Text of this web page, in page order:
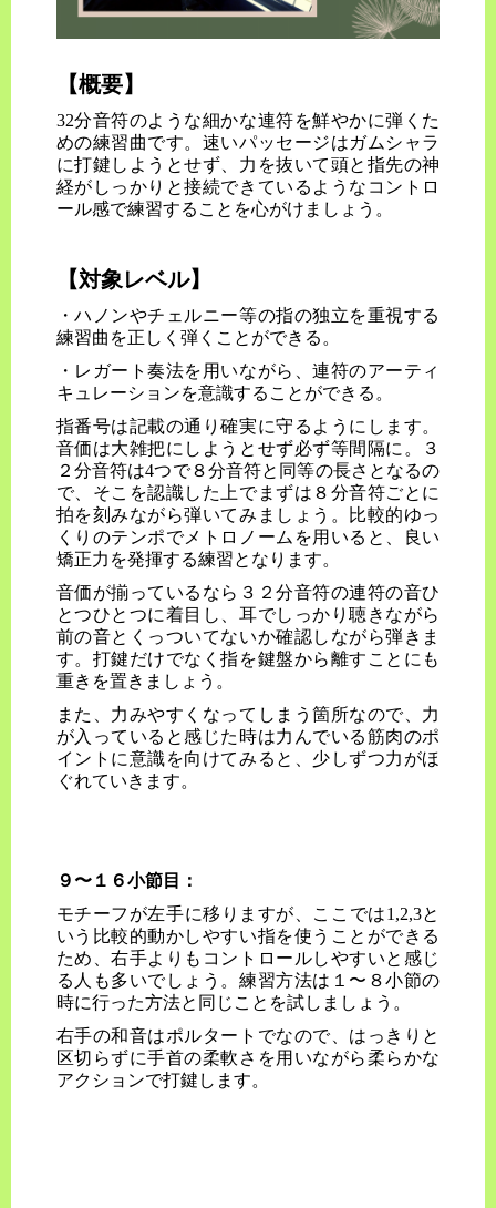
【概要】
32分音符のような細かな連符を鮮やかに弾くた
めの練習曲です。速いパッセージはガムシャラ
に打鍵しようとせず、力を抜いて頭と指先の神
経がしっかりと接続できているようなコントロ
ール感で練習することを心がけましょう。
【対象レベル】
・ハノンやチェルニー等の指の独立を重視する
練習曲を正しく弾くことができる。
・レガート奏法を用いながら、連符のアーティ
キュレーションを意識することができる。
指番号は記載の通り確実に守るようにします。
音価は大雑把にしようとせず必ず等間隔に。３
２分音符は4つで８分音符と同等の長さとなるの
で、そこを認識した上でまずは８分音符ごとに
拍を刻みながら弾いてみましょう。比較的ゆっ
くりのテンポでメトロノームを用いると、良い
矯正力を発揮する練習となります。
音価が揃っているなら３２分音符の連符の音ひ
とつひとつに着目し、耳でしっかり聴きながら
前の音とくっついてないか確認しながら弾きま
す。打鍵だけでなく指を鍵盤から離すことにも
重きを置きましょう。
また、力みやすくなってしまう箇所なので、力
が入っていると感じた時は力んでいる筋肉のポ
イントに意識を向けてみると、少しずつ力がほ
ぐれていきます。
９〜１６小節目：
モチーフが左手に移りますが、ここでは1,2,3と
いう比較的動かしやすい指を使うことができる
ため、右手よりもコントロールしやすいと感じ
る人も多いでしょう。練習方法は１〜８小節の
時に行った方法と同じことを試しましょう。
右手の和音はポルタートでなので、はっきりと
区切らずに手首の柔軟さを用いながら柔らかな
アクションで打鍵します。